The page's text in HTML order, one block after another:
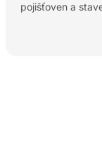
pojišťoven a